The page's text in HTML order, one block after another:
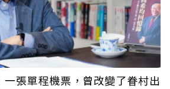
張單程機票，曾改變了眷村出